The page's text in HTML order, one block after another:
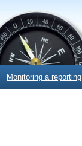
Monitoring a reporting